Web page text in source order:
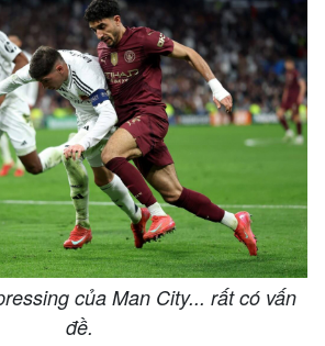
của Man City... rất có vấn
đề.